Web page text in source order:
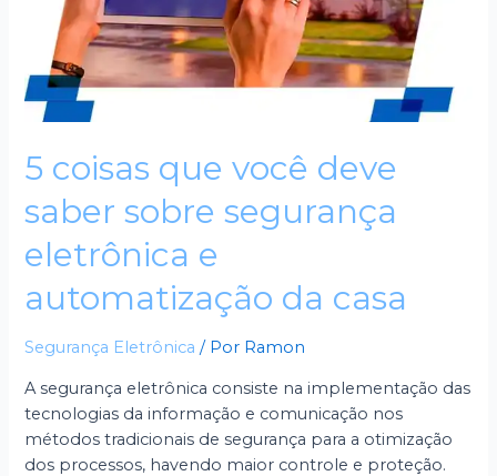
5 coisas que você deve
saber sobre segurança
eletrônica e
automatização da casa
Segurança Eletrônica / Por Ramon
A segurança eletrônica consiste na implementação das
tecnologias da informação e comunicação nos
métodos tradicionais de segurança para a otimização
dos processos, havendo maior controle e proteção.
segurança
eletrônica
automatização
da